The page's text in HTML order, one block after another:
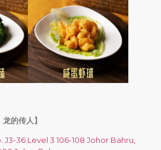
的传人】
36 Level 3 106-108 Johor Bahru,